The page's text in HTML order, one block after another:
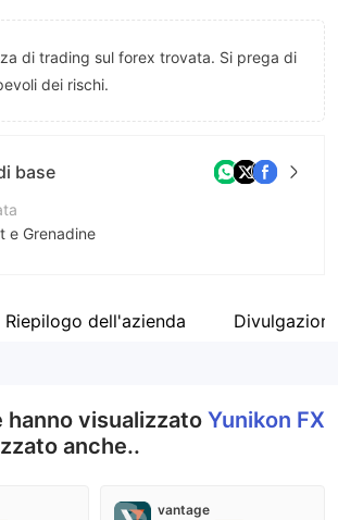
di trading sul forex trovata. Si prega di
dei rischi.
base
e Grenadine
Riepilogo dell'azienda
hanno visualizzato Yunikon FX
anche..
vantage